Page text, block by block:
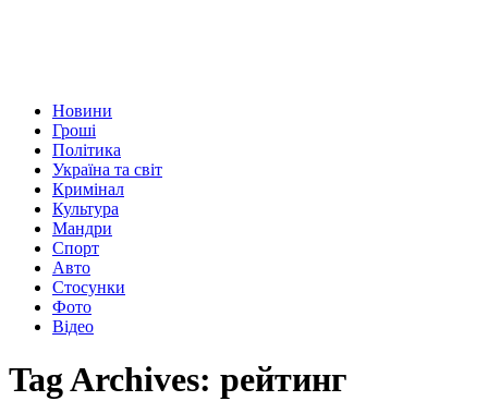
Новини
Гроші
Політика
Україна та світ
Кримінал
Культура
Мандри
Спорт
Авто
Стосунки
Фото
Відео
Tag Archives: рейтинг